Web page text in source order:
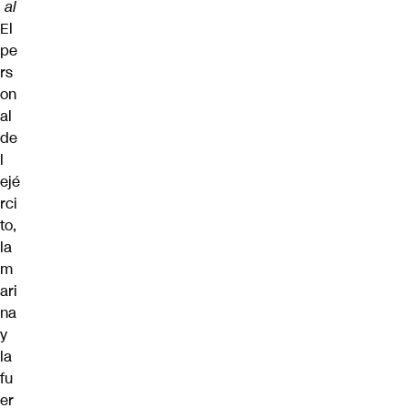
al
El
pe
rs
on
al
de
l
ejé
rci
to,
la
m
ari
na
y
la
fu
er